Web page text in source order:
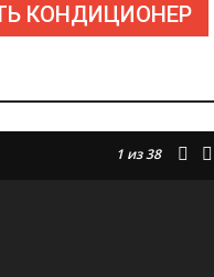
КОНДИЦИОНЕР
1 из 38